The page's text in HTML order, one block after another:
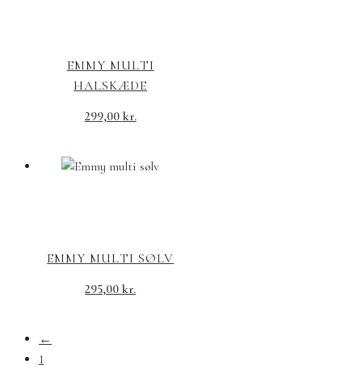
EMMY MULTI
HALSKÆDE
299,00 kr.
EMMY MULTI SØLV
295,00kr.
←
1